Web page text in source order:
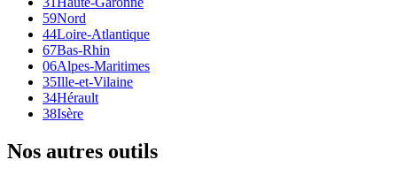
59Nord
44Loire-Atlantique
67Bas-Rhin
06Alpes-Maritimes
35Ille-et-Vilaine
34Hérault
38Isère
Nos autres outils